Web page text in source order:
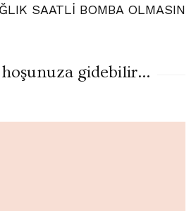
SAATLİ BOMBA OLMASIN
gidebilir...